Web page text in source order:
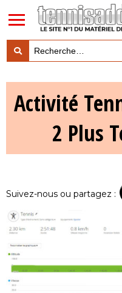
LES ACTUS
LES
Activité
2 Plus
Suivez-nous ou partagez :